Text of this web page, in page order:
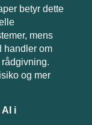
betyr dette
mens
handler om
og mer
i